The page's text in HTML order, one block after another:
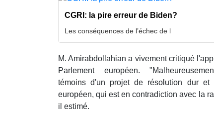
CGRI: la pire erreur de Biden?
Les conséquences de l’échec de l
M. Amirabdollahian a vivement critiqué
Parlement européen.
témoins d'un projet de résolution dur et
européen, qui est en contradiction avec la
il estimé.